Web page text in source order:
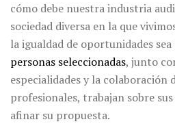
cómo debe nuestra industria
sociedad diversa en la que
la igualdad de oportunidades
personas seleccionadas, junto
especialidades y la colaboración
profesionales, trabajan sobre
afinar su propuesta.